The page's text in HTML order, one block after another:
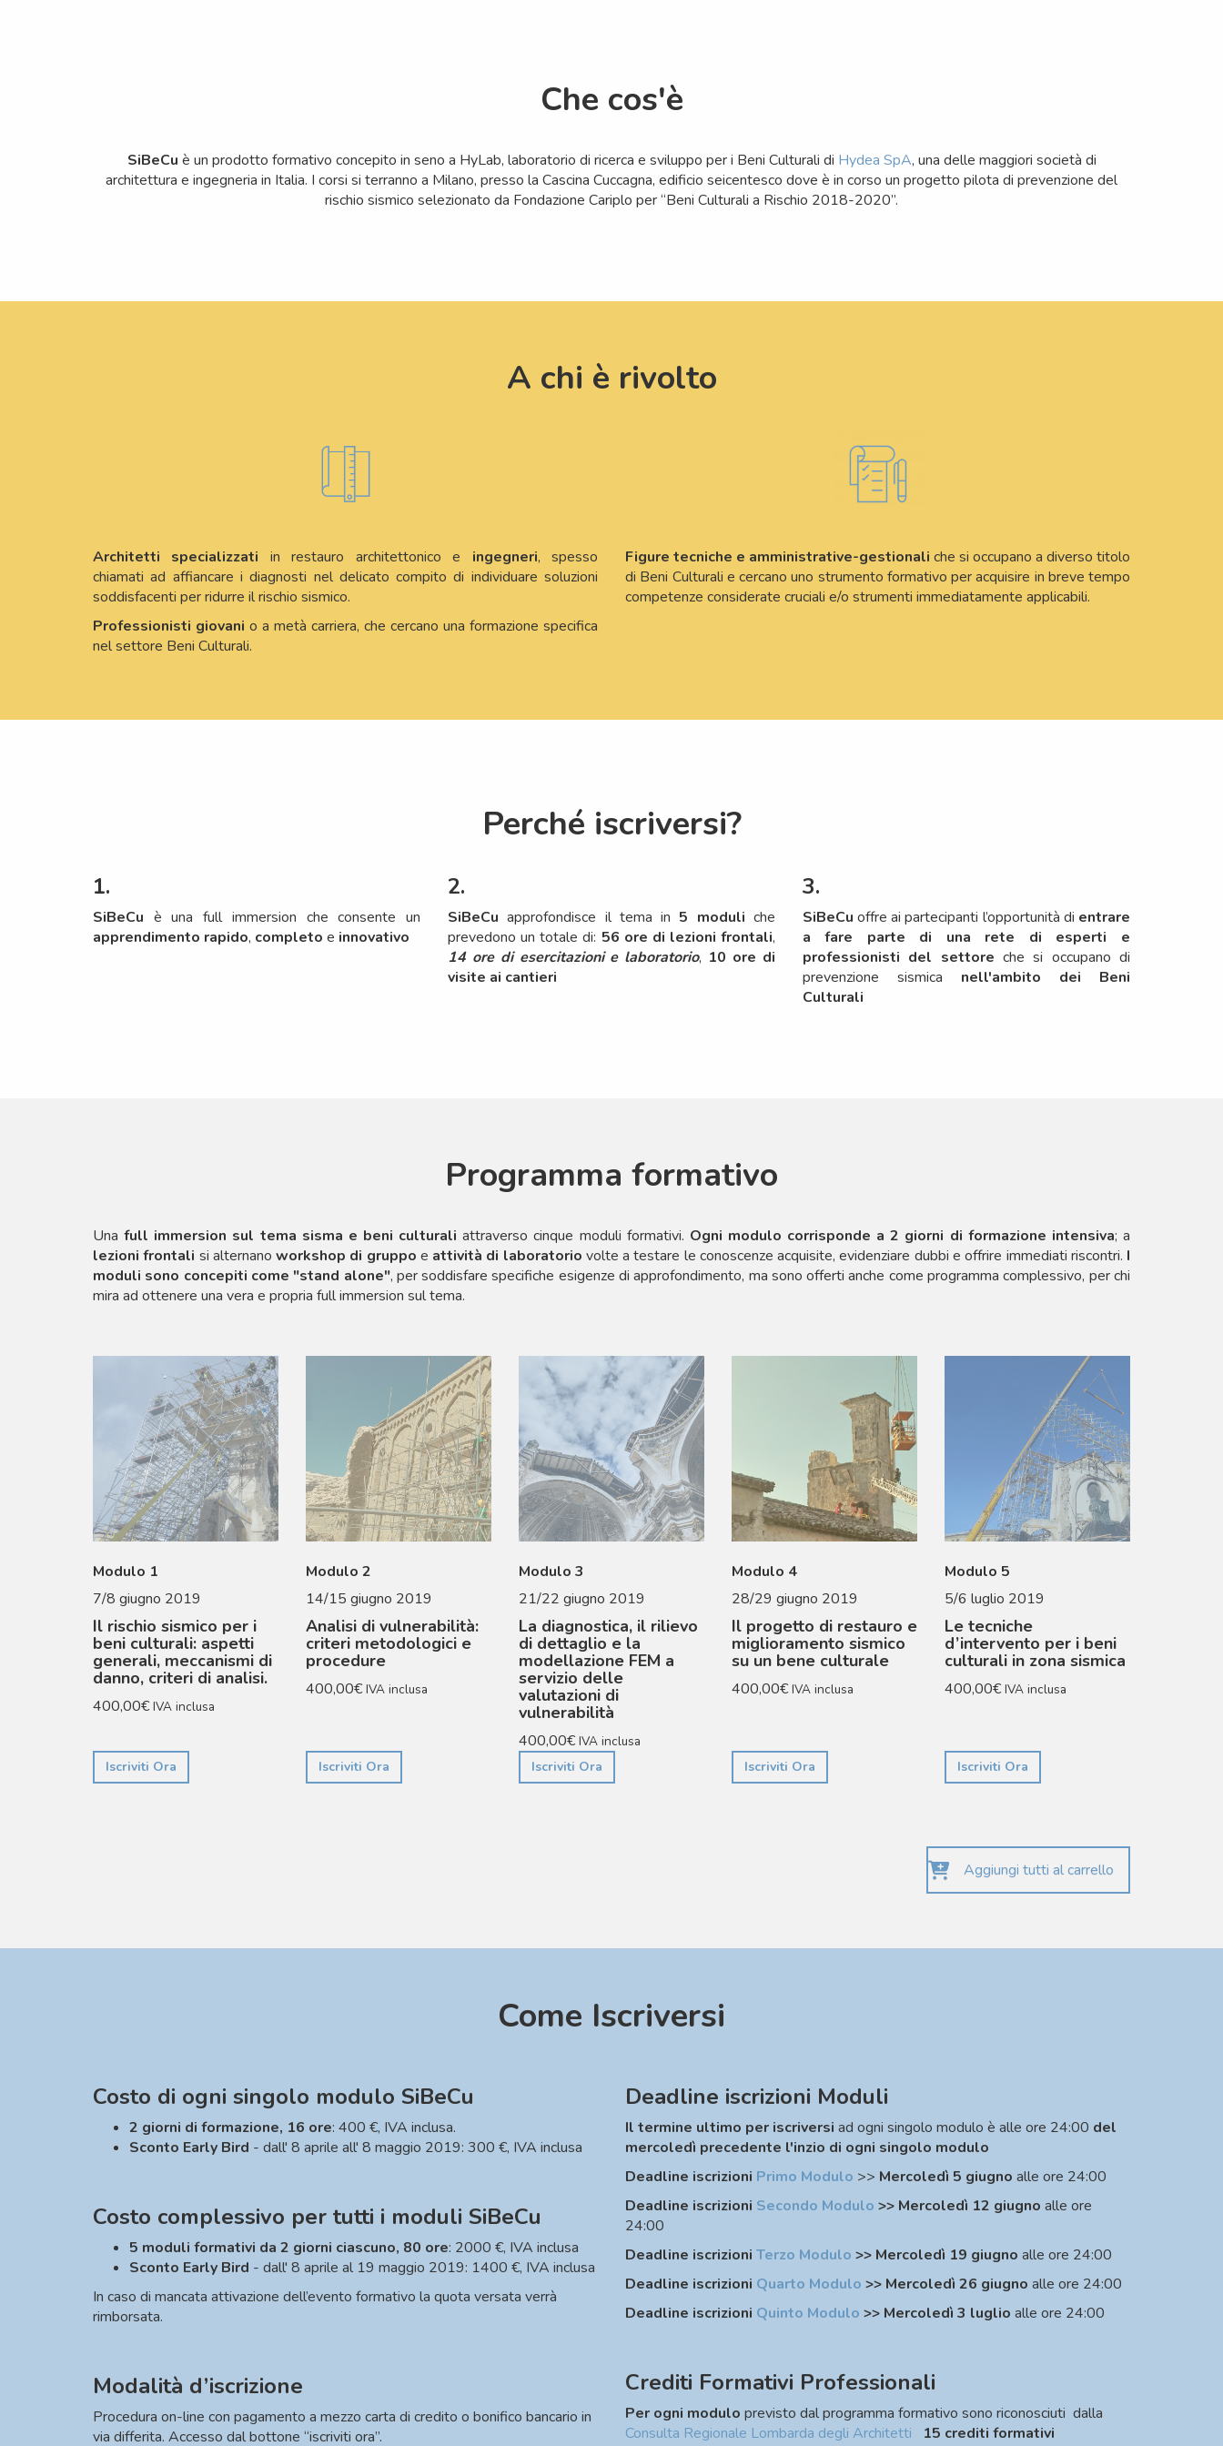
Che cos'è
SiBeCu è un prodotto formativo concepito in seno a HyLab, laboratorio di ricerca e sviluppo per i Beni Culturali di Hydea SpA, una delle maggiori società di
architettura e ingegneria in Italia. I corsi si terranno a Milano, presso la Cascina Cuccagna, edificio seicentesco dove è in corso un progetto pilota di prevenzione del
rischio sismico selezionato da Fondazione Cariplo per “Beni Culturali a Rischio 2018-2020”.
A chi è rivolto
Architetti specializzati in restauro architettonico e ingegneri, spesso
chiamati ad affiancare i diagnosti nel delicato compito di individuare soluzioni
soddisfacenti per ridurre il rischio sismico.
Professionisti giovani o a metà carriera, che cercano una formazione specifica
nel settore Beni Culturali.
Figure tecniche e amministrative-gestionali che si occupano a diverso titolo
di Beni Culturali e cercano uno strumento formativo per acquisire in breve tempo
competenze considerate cruciali e/o strumenti immediatamente applicabili.
Perché iscriversi?
1.
SiBeCu è una full immersion che consente un
apprendimento rapido, completo e innovativo
2.
SiBeCu approfondisce il tema in 5 moduli che
prevedono un totale di: 56 ore di lezioni frontali,
14 ore di esercitazioni e laboratorio, 10 ore di
visite ai cantieri
3.
SiBeCu offre ai partecipanti l’opportunità di entrare
a fare parte di una rete di esperti e
professionisti del settore che si occupano di
prevenzione sismica nell'ambito dei Beni
Culturali
Programma formativo
Unafull immersion sul tema sisma e beni culturali attraverso cinque moduli formativi. Ogni modulo corrisponde a 2 giorni di formazione intensiva; a
lezioni frontali si alternano workshop di gruppo e attività di laboratorio volte a testare le conoscenze acquisite, evidenziare dubbi e offrire immediati riscontri. I
moduli sono concepiti come "stand alone", per soddisfare specifiche esigenze di approfondimento, ma sono offerti anche come programma complessivo, per chi
mira ad ottenere una vera e propria full immersion sul tema.
Modulo 1
7/8 giugno 2019
Il rischio sismico per i
beni culturali: aspetti
generali, meccanismi di
danno, criteri di analisi.
400,00€ IVA inclusa
Iscriviti Ora
Modulo 2
14/15 giugno 2019
Analisi di vulnerabilità:
criteri metodologici e
procedure
400,00€ IVA inclusa
Iscriviti Ora
Modulo 3
21/22 giugno 2019
La diagnostica, il rilievo
di dettaglio e la
modellazione FEM a
servizio delle
valutazioni di
vulnerabilità
400,00€ IVA inclusa
Iscriviti Ora
Modulo 4
28/29 giugno 2019
Il progetto di restauro e
miglioramento sismico
su un bene culturale
400,00€ IVA inclusa
Iscriviti Ora
Modulo 5
5/6 luglio 2019
Le tecniche
d’intervento per i beni
culturali in zona sismica
400,00€ IVA inclusa
Iscriviti Ora
Aggiungi tutti al carrello
Come Iscriversi
Costo di ogni singolo modulo SiBeCu
2 giorni di formazione, 16 ore: 400 €, IVA inclusa.
Sconto Early Bird ​- dall' 8 aprile all' 8 maggio 2019: 300 €, IVA inclusa
Costo complessivo per tutti i moduli SiBeCu
5 moduli formativi da 2 giorni ciascuno, 80 ore: 2000 €, IVA inclusa
Sconto Early Bird ​- dall' 8 aprile al 19 maggio 2019: 1400 €, IVA inclusa
In caso di mancata attivazione dell’evento formativo la quota versata verrà
rimborsata.
Modalità d’iscrizione
Procedura on-line con pagamento a mezzo ​carta di credito o bonifico bancario​ in
via differita. Accesso dal bottone “iscriviti ora”.
Deadline iscrizioni Moduli
Il termine ultimo per iscriversi ad ogni singolo modulo è alle ore 24:00 del
mercoledì precedente l'inzio di ogni singolo modulo
Deadline iscrizioni Primo Modulo >> Mercoledì 5 giugno alle ore 24:00
Deadline iscrizioni Secondo Modulo >> Mercoledì 12 giugno alle ore
24:00
Deadline iscrizioni Terzo Modulo >> Mercoledì 19 giugno alle ore 24:00
Deadline iscrizioni Quarto Modulo >> Mercoledì 26 giugno alle ore 24:00
Deadline iscrizioni Quinto Modulo >> Mercoledì 3 luglio alle ore 24:00
Crediti Formativi Professionali
Per ogni modulo previsto dal programma formativo sono riconosciuti dalla
Consulta Regionale Lombarda degli Architetti
15 crediti formativi